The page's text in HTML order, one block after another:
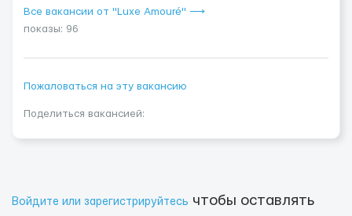
Все вакансии от "Luxe Amouré" ⟶
показы: 96
Пожаловаться на эту вакансию
Поделиться вакансией:
Войдите или зарегистрируйтесь чтобы оставлять